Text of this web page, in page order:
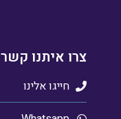
צרו איתנו קשר
חייגו אלינו